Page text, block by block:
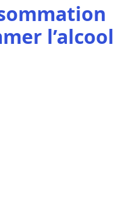
l’alcool